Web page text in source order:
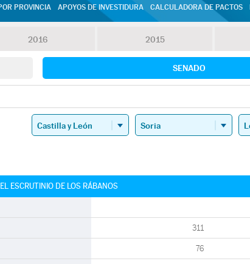
PROVINCIA APOYOS DE INVESTIDURA CALCULADORA DE PACTOS
2016 2015
SENADO
ESCRUTINIO DE LOS RÁBANOS
311
76